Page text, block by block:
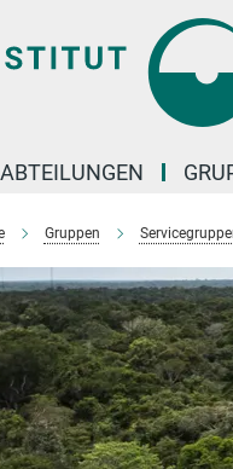
ABTEILUNGEN
Gruppen